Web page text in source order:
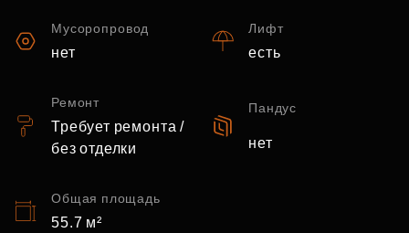
Мусоропровод
нет
Лифт
есть
Ремонт
Требует ремонта /
без отделки
Пандус
нет
Общая площадь
55.7 м²